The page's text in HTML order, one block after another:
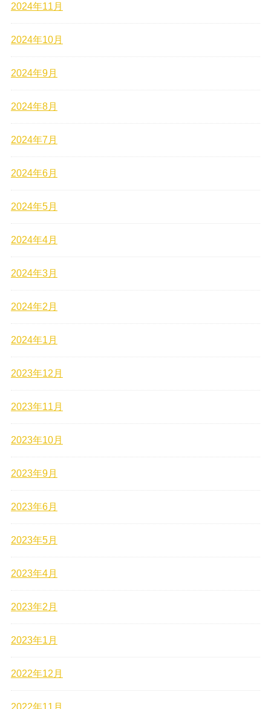
2024年11月
2024年10月
2024年9月
2024年8月
2024年7月
2024年6月
2024年5月
2024年4月
2024年3月
2024年2月
2024年1月
2023年12月
2023年11月
2023年10月
2023年9月
2023年6月
2023年5月
2023年4月
2023年2月
2023年1月
2022年12月
2022年11月